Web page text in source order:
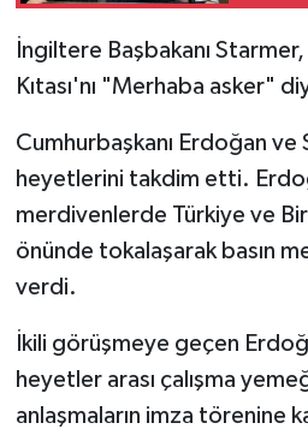
İngiltere Başbakanı
Kıtası'nı "Merhaba asker"
Cumhurbaşkanı Erdoğan
heyetlerini takdim etti.
merdivenlerde Türkiye ve
önünde tokalaşarak basın
verdi.
İkili görüşmeye geçen
heyetler arası çalışma
anlaşmaların imza törenine